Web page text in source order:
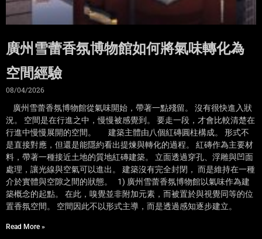
廣州雪蕾香氛博物館如何將氣味轉化為
空間經驗
08/04/2026
廣州雪蕾香氛博物館從氣味開始，帶著一點殘留。 沒有很快進入狀
況。 空間是在行進之中，慢慢被感覺到。 要走一段，才會比較清楚在
行進中慢慢展開的空間。 建築主體由八個紅磚圓柱構成。 形式不
是直接對應，但還是能隱約看出提煉與轉化的過程。 紅磚作為主要材
料，帶著一種接近土地的質地紅磚建築。 立面透過穿孔、浮雕與凹面
處理，讓光線與空氣可以進出。 建築沒有完全封閉， 而是維持在一種
介於實體與空隙之間的狀態。 1) 廣州雪蕾香氛博物館以氣味作為建
築概念的起點。 在此，嗅覺並非附加元素，而被置於與視覺同等的位
置香氛空間。 空間因此不以形式主導，而是透過感知逐步建立。
Read More »